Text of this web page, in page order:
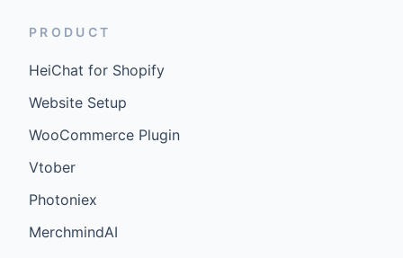
PRODUCT
HeiChat for Shopify
Website Setup
WooCommerce Plugin
Vtober
Photoniex
MerchmindAI